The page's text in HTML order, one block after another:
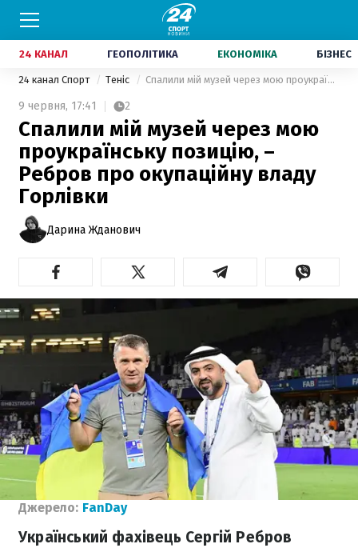
24 КАНАЛ ГЕОПОЛІТИКА ЕКОНОМІКА БІЗНЕС
24 канал Спорт Теніс Спалили мій музей через мою проукраїнську позицію, – Ребров про окупаційну владу Горлівки
9 червня, 17:41 2
Спалили мій музей через мою
проукраїнську позицію, –
Ребров про окупаційну владу
Горлівки
Дарина Жданович
Джерело: FanDay
Український фахівець Сергій Ребров